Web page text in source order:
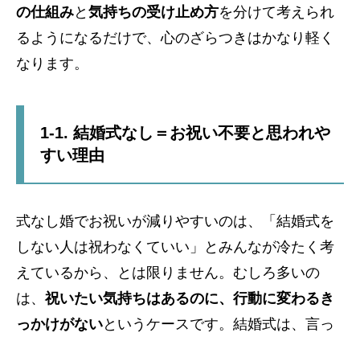
の仕組みと 気持ちの受け止め方を分けて考えられ
るようになるだけで、心のざらつきはかなり軽く
なります。
1-1. 結婚式なし＝お祝い不要と思われや
すい理由
式なし婚でお祝いが減りやすいのは、「結婚式を
しない人は祝わなくていい」とみんなが冷たく考
えているから、とは限りません。むしろ多いの
は、 祝いたい気持ちはあるのに、行動に変わるき
っかけがないというケースです。結婚式は、言っ